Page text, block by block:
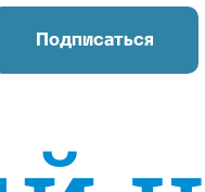
Подписаться